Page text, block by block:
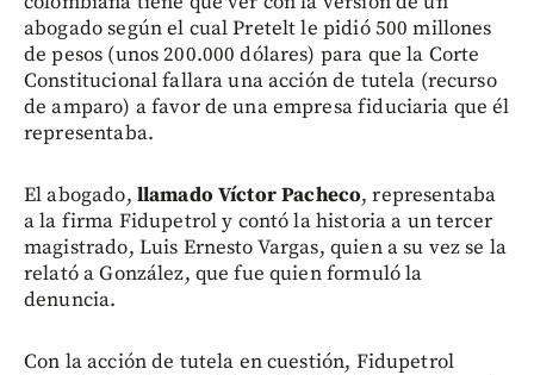
abogado según el cual Pretelt le pidió 500 millones
de pesos (unos 200.000 dólares) para que la Corte
Constitucional fallara una acción de tutela (recurso
de amparo) a favor de una empresa fiduciaria que él
representaba.
El abogado, llamado Víctor Pacheco, representaba
a la firma Fidupetrol y contó la historia a un tercer
magistrado, Luis Ernesto Vargas, quien a su vez se la
relató a González, que fue quien formuló la
denuncia.
Con la acción de tutela en cuestión, Fidupetrol